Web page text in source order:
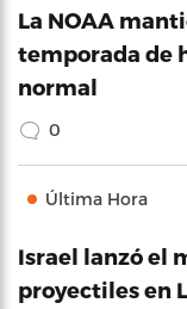
La NOAA
temporada de
normal
0
Última Hora
Israel lanzó el
proyectiles en